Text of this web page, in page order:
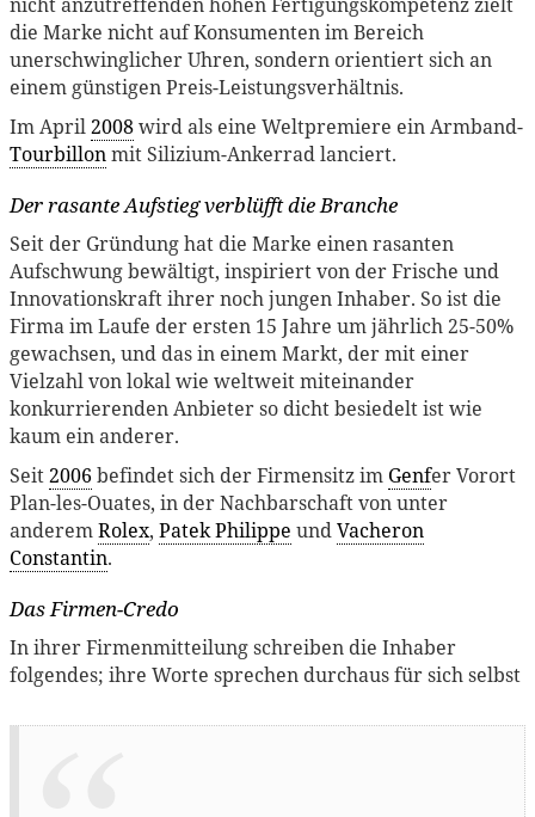
die Marke nicht auf Konsumenten im Bereich
unerschwinglicher Uhren, sondern orientiert sich an
einem günstigen Preis-Leistungsverhältnis.
Im April2008wird als eine Weltpremiere ein Armband-
Tourbillonmit Silizium-Ankerrad lanciert.
Der rasante Aufstieg verblüfft die Branche
Seit der Gründung hat die Marke einen rasanten
Aufschwung bewältigt, inspiriert von der Frische und
Innovationskraft ihrer noch jungen Inhaber. So ist die
Firma im Laufe der ersten 15 Jahre um jährlich 25-50%
gewachsen, und das in einem Markt, der mit einer
Vielzahl von lokal wie weltweit miteinander
konkurrierenden Anbieter so dicht besiedelt ist wie
kaum ein anderer.
Seit2006 befindet sich der Firmensitz im Genfer Vorort
Plan-les-Ouates, in der Nachbarschaft von unter
anderemRolex, Patek Philippe undVacheron
Constantin.
Das Firmen-Credo
In ihrer Firmenmitteilung schreiben die Inhaber
folgendes; ihre Worte sprechen durchaus für sich selbst